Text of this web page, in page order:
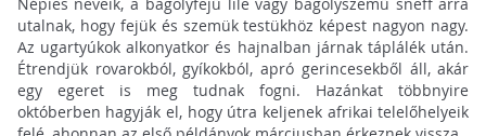
Népies neveik, a bagolyfejű lile vagy bagolyszemű sneff arra
utalnak, hogy fejük és szemük testükhöz képest nagyon nagy.
Az ugartyúkok alkonyatkor és hajnalban járnak táplálék után.
Étrendjük rovarokból, gyíkokból, apró gerincesekből áll, akár
egy egeret is meg tudnak fogni. Hazánkat többnyire
októberben hagyják el, hogy útra keljenek afrikai telelőhelyeik